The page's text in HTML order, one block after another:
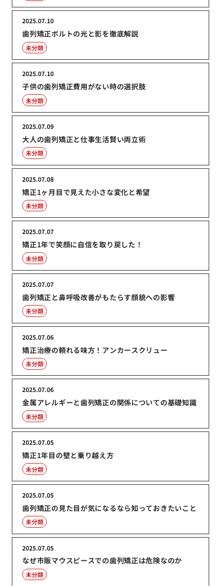
歯列矯正ボルトの光と影を徹底解説
2025.07.10
未分類
子供の歯列矯正費用がない時の選択肢
2025.07.10
未分類
大人の歯列矯正と仕事生活賢い両立術
2025.07.09
未分類
矯正1ヶ月目で見えた小さな変化と希望
2025.07.08
未分類
矯正1年で笑顔に自信を取り戻した！
2025.07.07
未分類
歯列矯正と鼻呼吸改善がもたらす顔貌への影響
2025.07.07
未分類
矯正治療の頼れる味方！アンカースクリュー
2025.07.06
未分類
金属アレルギーと歯列矯正の関係についての基礎知識
2025.07.06
未分類
矯正1年目の壁と乗り越え方
2025.07.05
未分類
歯列矯正の見た目が気になるなら知っておきたいこと
2025.07.05
未分類
なぜ市販マウスピースでの歯列矯正は危険なのか
2025.07.05
未分類